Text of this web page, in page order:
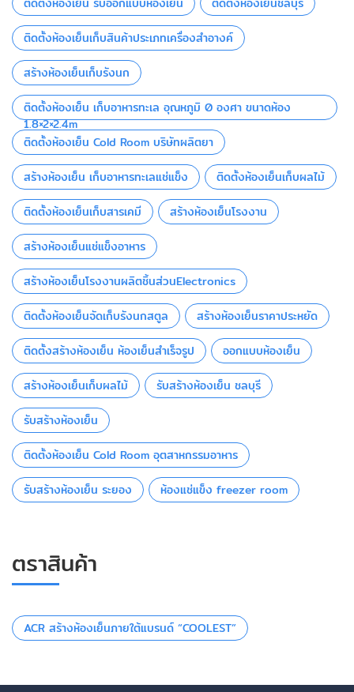
ติดตั้งห้องเย็นเก็บสินค้าประเภทเครื่องสำอางค์
สร้างห้องเย็นเก็บรังนก
ติดตั้งห้องเย็น เก็บอาหารทะเล อุณหภูมิ 0 องศา ขนาดห้อง
1.8×2×2.4m
ติดตั้งห้องเย็น Cold Room บริษัทผลิตยา
สร้างห้องเย็น เก็บอาหารทะเลแช่แข็ง
ติดตั้งห้องเย็นเก็บผลไม้
ติดตั้งห้องเย็นเก็บสารเคมี
สร้างห้องเย็นโรงงาน
สร้างห้องเย็นแช่แข็งอาหาร
สร้างห้องเย็นโรงงานผลิตชิ้นส่วนElectronics
ติดตั้งห้องเย็นจัดเก็บรังนกสตูล
สร้างห้องเย็นราคาประหยัด
ติดตั้งสร้างห้องเย็น ห้องเย็นสำเร็จรูป
ออกแบบห้องเย็น
สร้างห้องเย็นเก็บผลไม้
รับสร้างห้องเย็น ชลบุรี
รับสร้างห้องเย็น
ติดตั้งห้องเย็น Cold Room อุตสาหกรรมอาหาร
รับสร้างห้องเย็น ระยอง
ห้องแช่แข็ง freezer room
ตราสินค้า
ACR สร้างห้องเย็นภายใต้แบรนด์ “COOLEST”